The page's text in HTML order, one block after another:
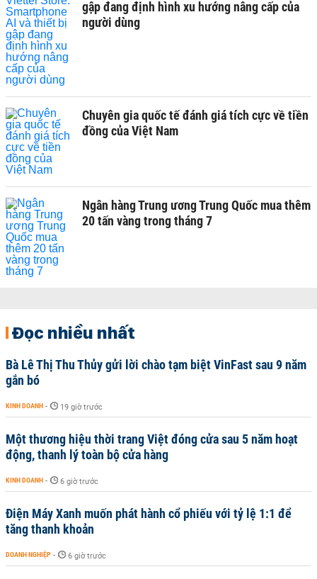
gập đang định hình xu hướng nâng cấp của
người dùng
Chuyên gia quốc tế đánh giá tích cực về tiền
đồng của Việt Nam
Ngân hàng Trung ương Trung Quốc mua thêm
20 tấn vàng trong tháng 7
Đọc nhiều nhất
Bà Lê Thị Thu Thủy gửi lời chào tạm biệt VinFast sau 9 năm
gắn bó
KINH DOANH - 19 giờ trước
Một thương hiệu thời trang Việt đóng cửa sau 5 năm hoạt
động, thanh lý toàn bộ cửa hàng
KINH DOANH - 6 giờ trước
Điện Máy Xanh muốn phát hành cổ phiếu với tỷ lệ 1:1 để
tăng thanh khoản
DOANH NGHIỆP - 6 giờ trước